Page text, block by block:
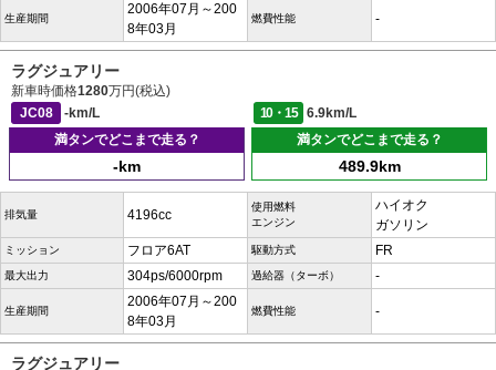
生産期間
2006年07月～200
8年03月
燃費性能 -
ラグジュアリー
新車時価格1280万円(税込)
JC08
-km/L 10・15
6.9km/L
満タンでどこまで走る？
-km
満タンでどこまで走る？
489.9km
排気量 4196cc
使用燃料
エンジン
ハイオク
ガソリン
ミッション フロア6AT 駆動方式 FR
最大出力 304ps/6000rpm 過給器（ターボ） -
生産期間
2006年07月～200
8年03月
燃費性能 -
ラグジュアリー